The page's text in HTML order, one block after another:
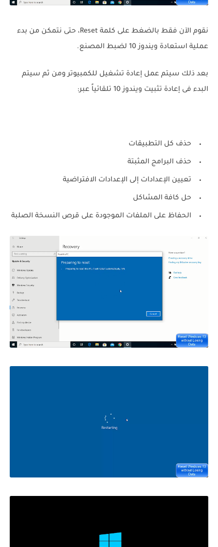
نقوم الآن فقط بالضغط على كلمة Reset، حتى نتمكن من بدء
عملية استعادة ويندوز 10 لضبط المصنع.
بعد ذلك سيتم عمل إعادة تشغيل للكمبيوتر ومن ثم سيتم
البدء فى إعادة تثبيت ويندوز 10 تلقائياً عبر:
حذف كل التطبيقات
حذف البرامج المثبتة
تعيين الإعدادات إلى الإعدادات الافتراضية
حل كافة المشاكل
الحفاظ على الملفات الموجودة على قرص النسخة الصلبة